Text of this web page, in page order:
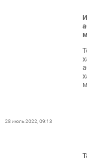
28 июль 2022, 09:13